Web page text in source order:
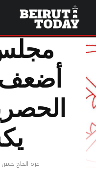
أضعف
عزة الحاج حسن